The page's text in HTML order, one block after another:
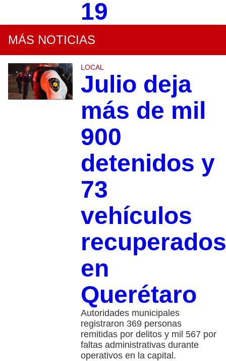
19
MÁS NOTICIAS
LOCAL
Julio deja
más de mil
900
detenidos y
73
vehículos
recuperados
en
Querétaro
Autoridades municipales
registraron 369 personas
remitidas por delitos y mil 567 por
faltas administrativas durante
operativos en la capital.